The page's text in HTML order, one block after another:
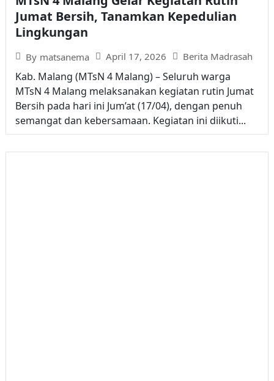
Jumat Bersih, Tanamkan Kepedulian
Lingkungan
By matsanema April 17, 2026 Berita Madrasah
Kab. Malang (MTsN 4 Malang) – Seluruh warga
MTsN 4 Malang melaksanakan kegiatan rutin Jumat
Bersih pada hari ini Jum’at (17/04), dengan penuh
semangat dan kebersamaan. Kegiatan ini diikuti...